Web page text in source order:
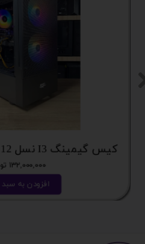
۵۲,۵۰۰,۰۰۰ تومان
افزودن به سبد خرید